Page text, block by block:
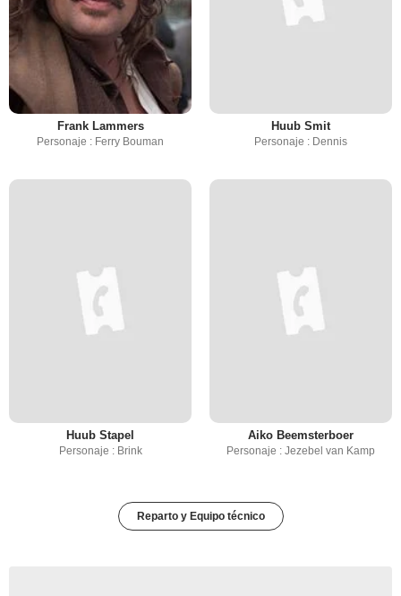
Frank Lammers
Personaje : Ferry Bouman
Huub Smit
Personaje : Dennis
Huub Stapel
Personaje : Brink
Aiko Beemsterboer
Personaje : Jezebel van Kamp
Reparto y Equipo técnico